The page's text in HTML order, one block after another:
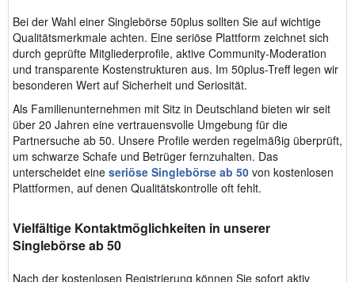
Bei der Wahl einer Singlebörse 50plus sollten Sie auf wichtige
Qualitätsmerkmale achten. Eine seriöse Plattform zeichnet sich
durch geprüfte Mitgliederprofile, aktive Community-Moderation
und transparente Kostenstrukturen aus. Im 50plus-Treff legen wir
besonderen Wert auf Sicherheit und Seriosität.
Als Familienunternehmen mit Sitz in Deutschland bieten wir seit
über 20 Jahren eine vertrauensvolle Umgebung für die
Partnersuche ab 50. Unsere Profile werden regelmäßig überprüft,
um schwarze Schafe und Betrüger fernzuhalten. Das
unterscheidet eine seriöse Singlebörse ab 50 von kostenlosen
Plattformen, auf denen Qualitätskontrolle oft fehlt.
Vielfältige Kontaktmöglichkeiten in unserer
Singlebörse ab 50
Nach der kostenlosen Registrierung können Sie sofort aktiv